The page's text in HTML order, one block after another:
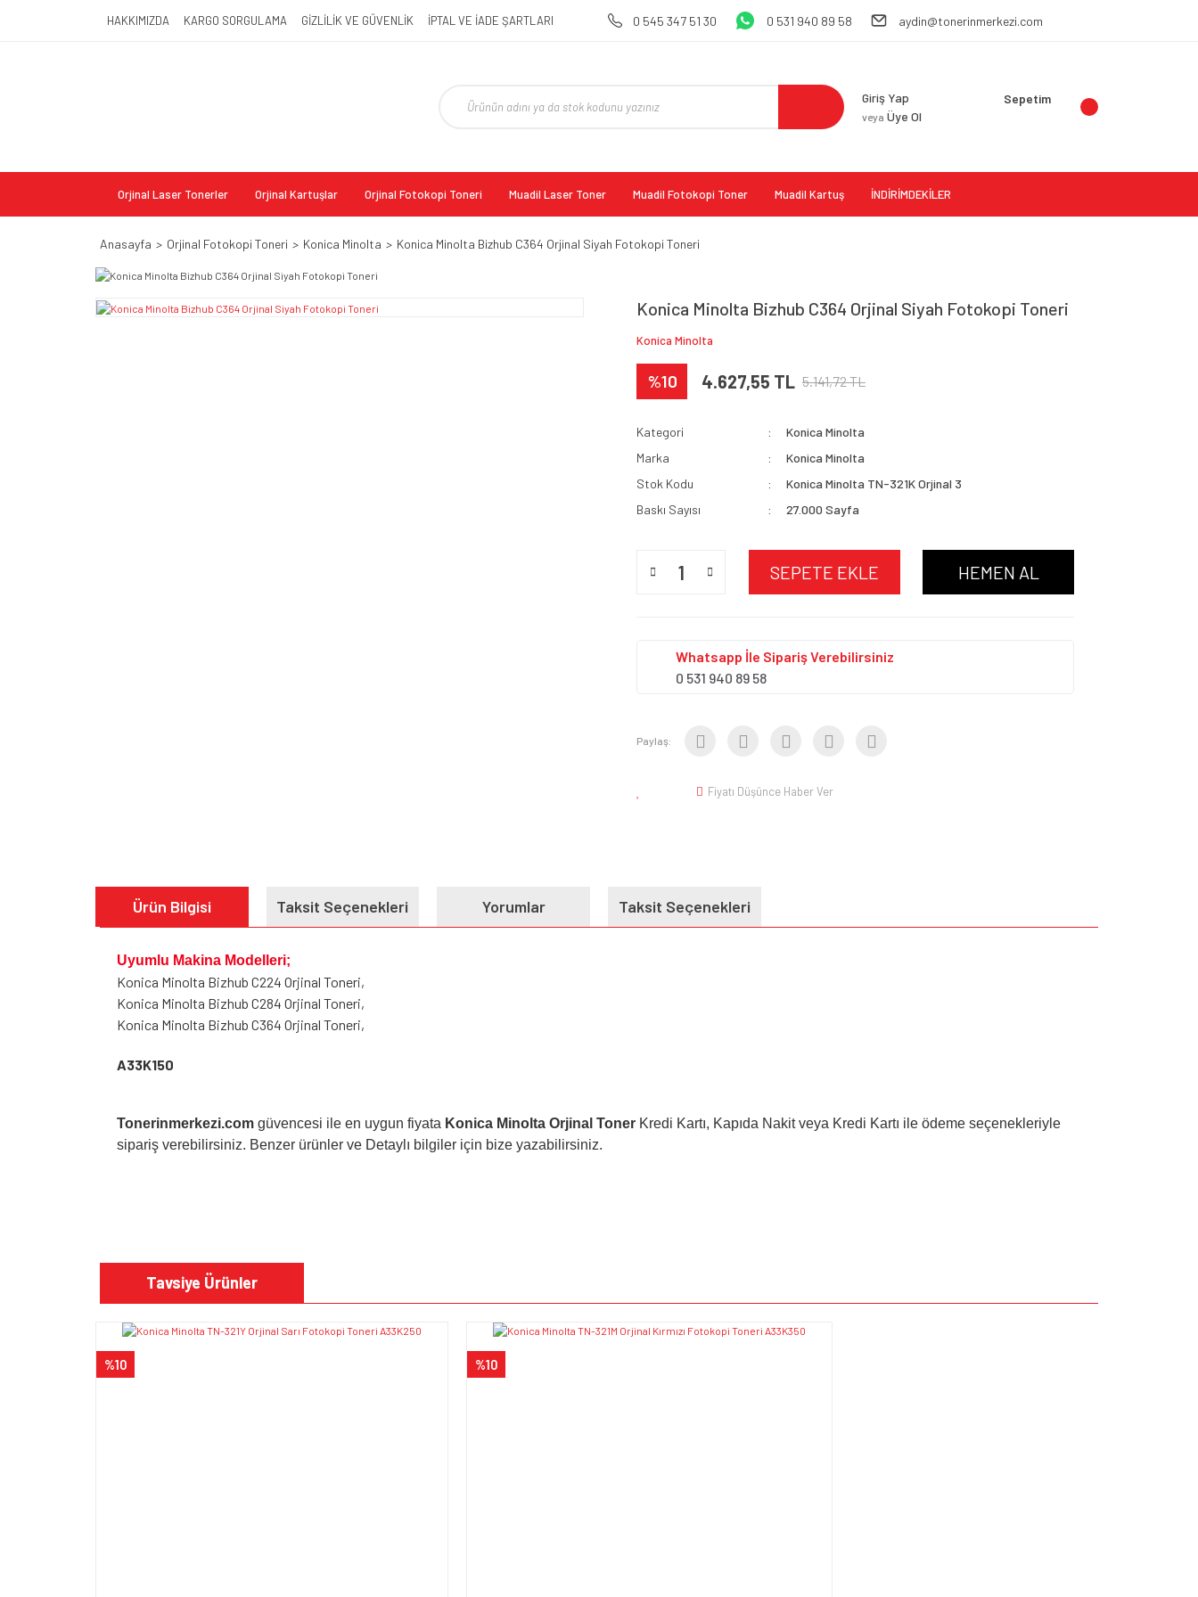
HAKKIMIZDA KARGO SORGULAMA GİZLİLİK VE GÜVENLİK İPTAL VE İADE ŞARTLARI 0 545 347 51 30 0 531 940 89 58 aydin@tonerinmerkezi.com
Giriş Yap
veya Üye Ol
Sepetim
Orjinal Laser Tonerler Orjinal Kartuşlar Orjinal Fotokopi Toneri Muadil Laser Toner Muadil Fotokopi Toner Muadil Kartuş İNDİRİMDEKİLER
Anasayfa Orjinal Fotokopi Toneri Konica Minolta Konica Minolta Bizhub C364 Orjinal Siyah Fotokopi Toneri
Konica Minolta Bizhub C364 Orjinal Siyah Fotokopi Toneri
Konica Minolta
%10 4.627,55 TL 5.141,72 TL
Kategori
Konica Minolta
Marka
Konica Minolta
Stok Kodu
Konica Minolta TN-321K Orjinal 3
Baskı Sayısı
27.000 Sayfa
SEPETE EKLE HEMEN AL
Whatsapp İle Sipariş Verebilirsiniz
0 531 940 89 58
Paylaş:
Fiyatı Düşünce Haber Ver
Ürün Bilgisi Taksit Seçenekleri Yorumlar Taksit Seçenekleri
Uyumlu Makina Modelleri;
Konica Minolta Bizhub C224 Orjinal Toneri,
Konica Minolta Bizhub C284 Orjinal Toneri,
Konica Minolta Bizhub C364 Orjinal Toneri,
A33K150
Tonerinmerkezi.com güvencesi ile en uygun fiyata Konica Minolta Orjinal Toner Kredi Kartı, Kapıda Nakit veya Kredi Kartı ile ödeme seçenekleriyle
sipariş verebilirsiniz. Benzer ürünler ve Detaylı bilgiler için bize yazabilirsiniz.
Yorum Yaz
Görüş ve önerileriniz için teşekkür ederiz.
Ürün açıklamasında eksik bilgiler bulunuyor.
Tavsiye Ürünler
%10 %10